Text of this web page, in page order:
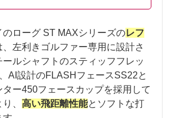
のローグ ST MAXシリーズのレフ
、左利きゴルファー専用に設計さ
ルシャフトのスティッフフレッ
AI設計のFLASHフェースSS22と
ー450フェースカップを採用して
、 高い飛距離性能とソフトな打